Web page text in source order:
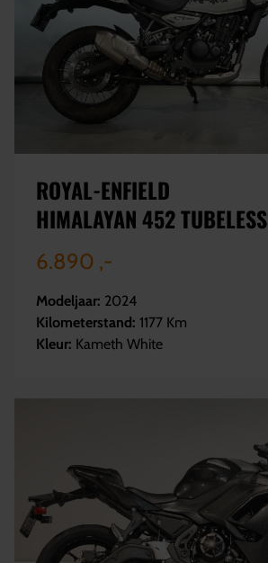
ROYAL-ENFIELD
HIMALAYAN 452 TUBELESS
6.890 ,-
Modeljaar: 2024
Kilometerstand: 1177 Km
Kleur: Kameth White